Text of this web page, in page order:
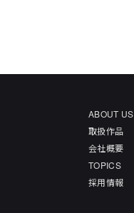
ABOUT US
取扱作品
会社概要
TOPICS
採用情報